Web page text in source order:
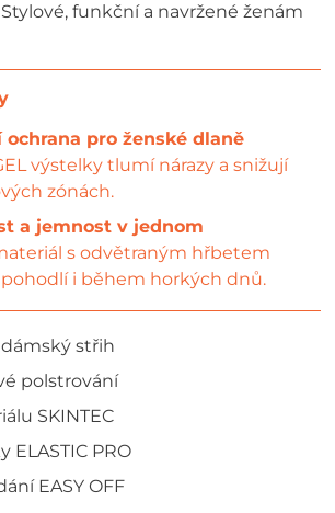
funkční a navržené ženám
pro ženské dlaně
výstelky tlumí nárazy a snižují
zónách.
a jemnost v jednom
s odvětraným hřbetem
i během horkých dnů.
střih
polstrování
SKINTEC
ELASTIC PRO
EASY OFF